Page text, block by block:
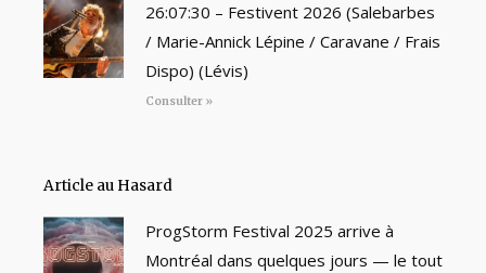
26:07:30 – Festivent 2026 (Salebarbes
/ Marie-Annick Lépine / Caravane / Frais
Dispo) (Lévis)
Consulter »
Article au Hasard
ProgStorm Festival 2025 arrive à
Montréal dans quelques jours — le tout